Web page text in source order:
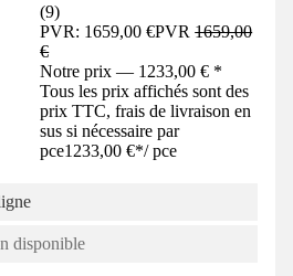
(9)
PVR: 1659,00 €PVR1659,00
€
Notre prix — 1233,00 € *
Tous les prix affichés sont des
prix TTC, frais de livraison en
sus si nécessaire par
pce1233,00 €*/ pce
disponible